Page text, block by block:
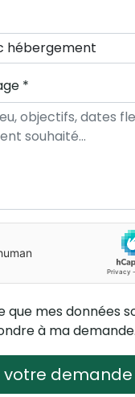
*
que mes données
à ma demande.
votre demande